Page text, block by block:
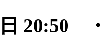
日 20:50